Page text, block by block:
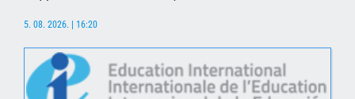
5. 08. 2026. | 16:20